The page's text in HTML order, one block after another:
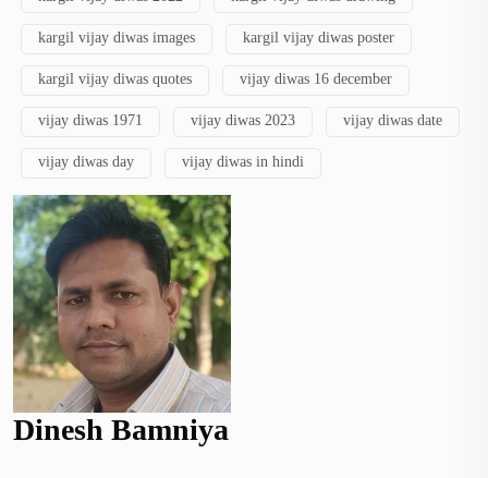
kargil vijay diwas images kargil vijay diwas poster
kargil vijay diwas quotes vijay diwas 16 december
vijay diwas 1971 vijay diwas 2023 vijay diwas date
vijay diwas day vijay diwas in hindi
Dinesh Bamniya